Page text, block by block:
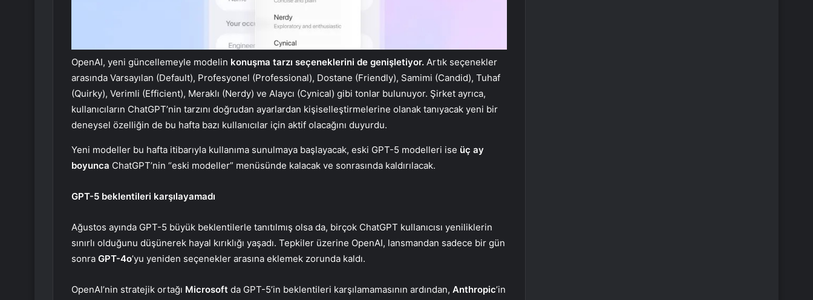
OpenAI, yeni güncellemeyle modelin konuşma tarzı seçeneklerini de genişletiyor. Artık seçenekler
arasında Varsayılan (Default), Profesyonel (Professional), Dostane (Friendly), Samimi (Candid), Tuhaf
(Quirky), Verimli (Efficient), Meraklı (Nerdy) ve Alaycı (Cynical) gibi tonlar bulunuyor. Şirket ayrıca,
kullanıcıların ChatGPT’nin tarzını doğrudan ayarlardan kişiselleştirmelerine olanak tanıyacak yeni bir
deneysel özelliğin de bu hafta bazı kullanıcılar için aktif olacağını duyurdu.
Yeni modeller bu hafta itibarıyla kullanıma sunulmaya başlayacak, eski GPT-5 modelleri ise üç ay
boyunca ChatGPT’nin “eski modeller” menüsünde kalacak ve sonrasında kaldırılacak.
GPT-5 beklentileri karşılayamadı
Ağustos ayında GPT-5 büyük beklentilerle tanıtılmış olsa da, birçok ChatGPT kullanıcısı yeniliklerin
sınırlı olduğunu düşünerek hayal kırıklığı yaşadı. Tepkiler üzerine OpenAI, lansmandan sadece bir gün
sonra GPT-4o’yu yeniden seçenekler arasına eklemek zorunda kaldı.
OpenAI’nin stratejik ortağı Microsoft da GPT-5’in beklentileri karşılamamasının ardından, Anthropic’in